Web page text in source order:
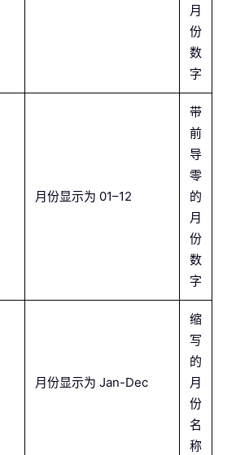
月
份
数
字
月份显示为 01–12
带
前
导
零
的
月
份
数
字
月份显示为 Jan-Dec
缩
写
的
月
份
名
称